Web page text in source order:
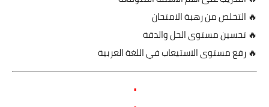
🔥 التخلص من رهبة الامتحان
🔥 تحسين مستوى الحل والدقة
🔥 رفع مستوى الاستيعاب في اللغة العربية
.